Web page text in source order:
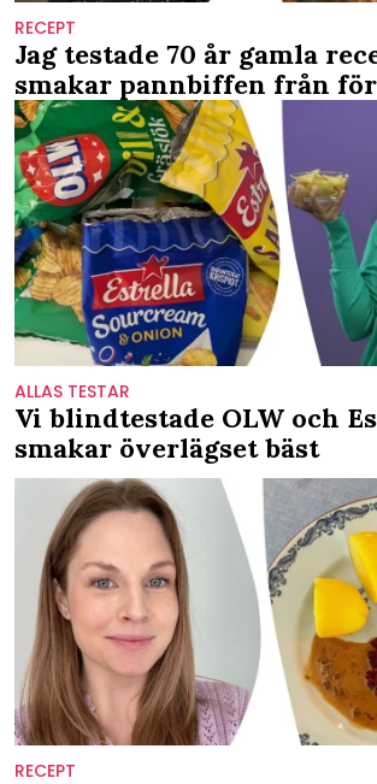
RECEPT
Jag testade 70 år gamla
smakar pannbiffen från
ALLAS TESTAR
Vi blindtestade OLW och
smakar överlägset bäst
RECEPT